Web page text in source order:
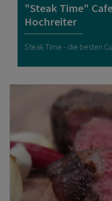
"Steak Time"
Hochreiter
Steak Time - die besten